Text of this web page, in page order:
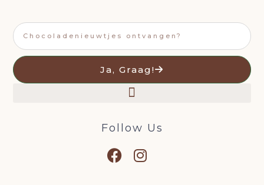
Email
Ja, Graag!
Follow Us